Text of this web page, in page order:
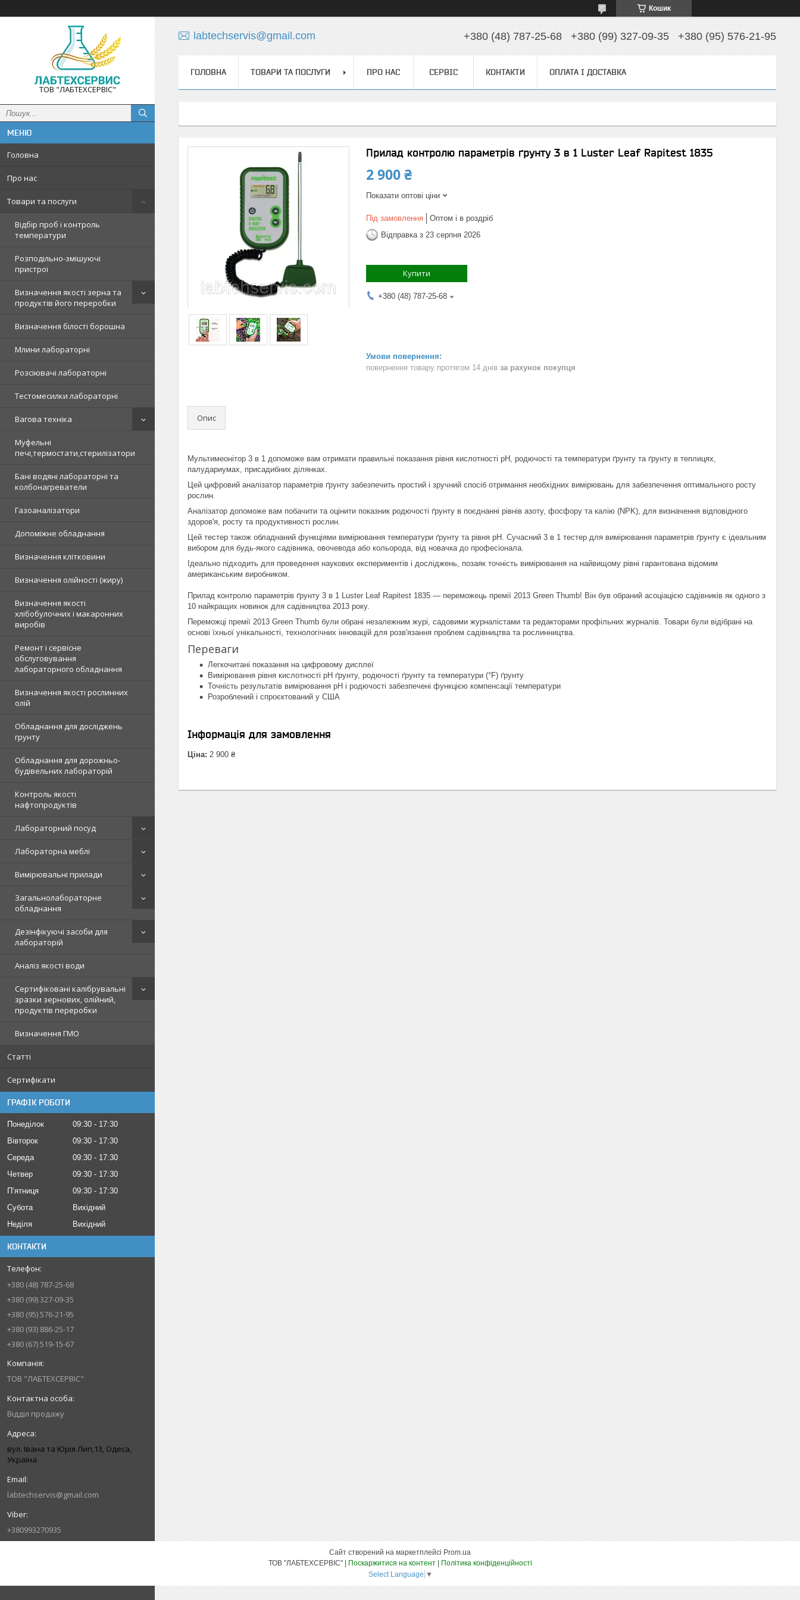
Кошик
ТОВ "ЛАБТЕХСЕРВІС"
Головна
Про нас
Товари та послуги
Відбір проб і контроль
температури
Розподільно-змішуючі
пристрої
Визначення якості зерна та
продуктів його переробки
Визначення білості борошна
Млини лабораторні
Розсіювачі лабораторні
Тестомесилки лабораторні
Вагова техніка
Муфельні
печі,термостати,стерилізатори
Бані водяні лабораторні та
колбонагреватели
Газоаналізатори
Допоміжне обладнання
Визначення клітковини
Визначення олійності (жиру)
Визначення якості
хлібобулочних і макаронних
виробів
Ремонт і сервісне
обслуговування
лабораторного обладнання
Визначення якості рослинних
олій
Обладнання для досліджень
грунту
Обладнання для дорожньо-
будівельних лабораторій
Контроль якості
нафтопродуктів
Лабораторний посуд
Лабораторна меблі
Вимірювальні прилади
Загальнолабораторне
обладнання
Дезінфікуючі засоби для
лабораторій
Аналіз якості води
Сертифіковані калібрувальні
зразки зернових, олійний,
продуктів переробки
Визначення ГМО
Статті
Сертифікати
ГРАФІК РОБОТИ
Понеділок 09:30
17:30
Вівторок
09:30
17:30
Середа
09:30
17:30
Четвер
09:30
17:30
Пʼятниця
09:30
17:30
Субота
Вихідний
Неділя
Вихідний
КОНТАКТИ
+380 (48) 787-25-68
+380 (99) 327-09-35
+380 (95) 576-21-95
+380 (93) 886-25-17
+380 (67) 519-15-67
ТОВ "ЛАБТЕХСЕРВІС"
Відділ продажу
вул. Івана та Юрія Лип,13, Одеса,
Україна
labtechservis@gmail.com
+380993270935
labtechservis@gmail.com +380 (48) 787-25-68 +380 (99) 327-09-35 +380 (95) 576-21-95
ГОЛОВНА ТОВАРИ ТА ПОСЛУГИ ПРО НАС СЕРВІС КОНТАКТИ ОПЛАТА І ДОСТАВКА
Прилад контролю параметрів ґрунту 3 в 1 Luster Leaf Rapitest 1835
2 900 ₴
Показати оптові ціни
Під замовлення
Оптом і в роздріб
Відправка з 23 серпня 2026
Купити
+380 (48) 787-25-68
повернення товару протягом 14 днів за рахунок покупця
Опис
Мультимеонітор 3 в 1 допоможе вам отримати правильні показання рівня кислотності pH, родючості та температури ґрунту та ґрунту в теплицях,
палудариумах, присадибних ділянках.
Цей цифровий аналізатор параметрів ґрунту забезпечить простий і зручний спосіб отримання необхідних вимірювань для забезпечення оптимального росту
рослин.
Аналізатор допоможе вам побачити та оцінити показник родючості ґрунту в поєднанні рівнів азоту, фосфору та калію (NPK), для визначення відповідного
здоров'я, росту та продуктивності рослин.
Цей тестер також обладнаний функціями вимірювання температури ґрунту та рівня pH. Сучасний 3 в 1 тестер для вимірювання параметрів ґрунту є ідеальним
вибором для будь-якого садівника, овочевода або кольорода, від новачка до професіонала.
Ідеально підходить для проведення наукових експериментів і досліджень, позаяк точність вимірювання на найвищому рівні гарантована відомим
американським виробником.
Прилад контролю параметрів ґрунту 3 в 1 Luster Leaf Rapitest 1835 — переможець премії 2013 Green Thumb! Він був обраний асоціацією садівників як одного з
10 найкращих новинок для садівництва 2013 року.
Переможці премії 2013 Green Thumb були обрані незалежним журі, садовими журналістами та редакторами профільних журналів. Товари були відібрані на
основі їхньої унікальності, технологічних інновацій для розв'язання проблем садівництва та рослинництва.
Переваги
Легкочитані показання на цифровому дисплеї
Вимірювання рівня кислотності pH ґрунту, родючості ґрунту та температури (°F) ґрунту
Точність результатів вимірювання pH і родючості забезпечені функцією компенсації температури
Розроблений і спроєктований у США
Інформація для замовлення
Ціна: 2 900 ₴
Сайт створений на маркетплейсі Prom.ua
Поскаржитися на контент
Політика конфіденційності
Select Language ▼